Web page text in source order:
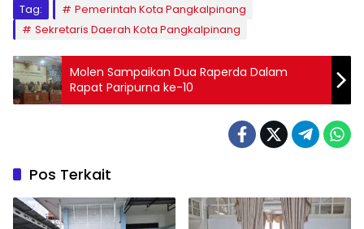
Tag:
Pemerintah Kota Pangkalpinang
Sekretaris Daerah Kota Pangkalpinang
Molen Sampaikan Dua Raperda Dalam
Rapat Paripurna ke-10
Pos Terkait